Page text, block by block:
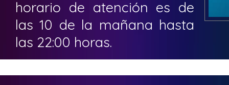
horario de atención es de
las 10 de la mañana hasta
las 22:00 horas.